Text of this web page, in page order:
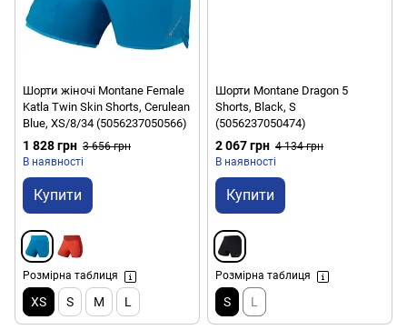
Шорти жіночі Montane Female
Katla Twin Skin Shorts, Cerulean
Blue, XS/8/34 (5056237050566)
1 828 грн 3 656 грн
В наявності
Купити
Розмірна таблиця
XS S M L
Шорти Montane Dragon 5
Shorts, Black, S
(5056237050474)
2 067 грн 4 134 грн
В наявності
Купити
Розмірна таблиця
S L